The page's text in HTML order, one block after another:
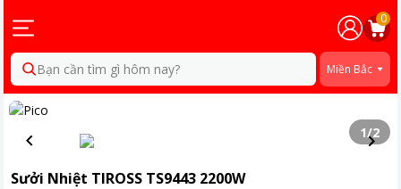
0
Bạn cần tìm gì hôm nay? Miền Bắc
1/2
Sưởi Nhiệt TIROSS TS9443 2200W